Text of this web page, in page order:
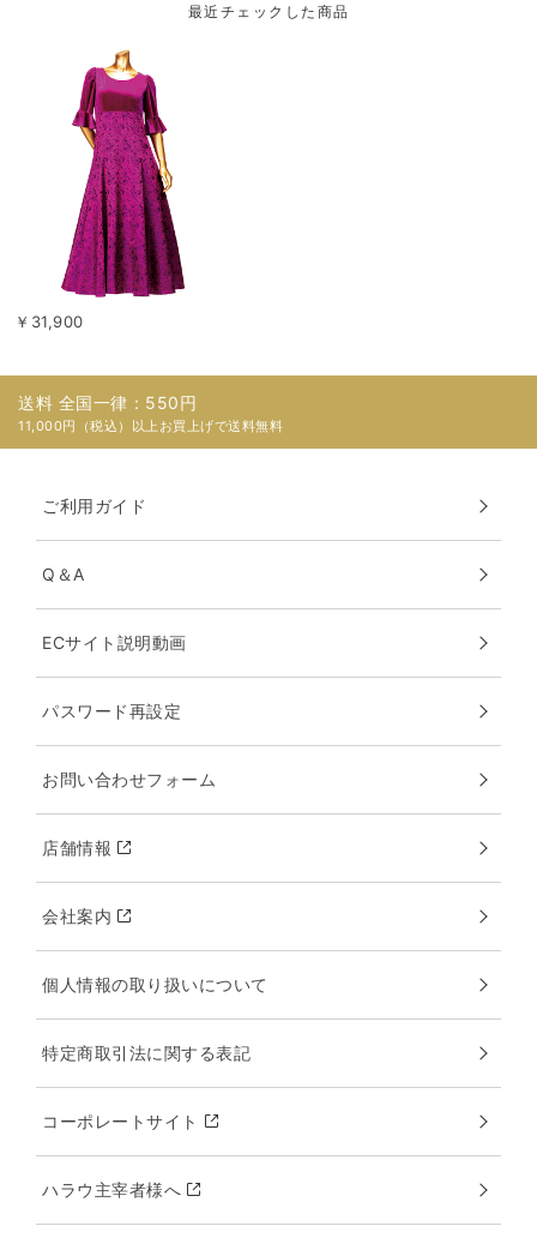
最近チェックした商品
￥31,900
送料 全国一律：550円
11,000円（税込）以上お買上げで送料無料
ご利用ガイド
Q＆A
ECサイト説明動画
パスワード再設定
お問い合わせフォーム
店舗情報
会社案内
個人情報の取り扱いについて
特定商取引法に関する表記
コーポレートサイト
ハラウ主宰者様へ